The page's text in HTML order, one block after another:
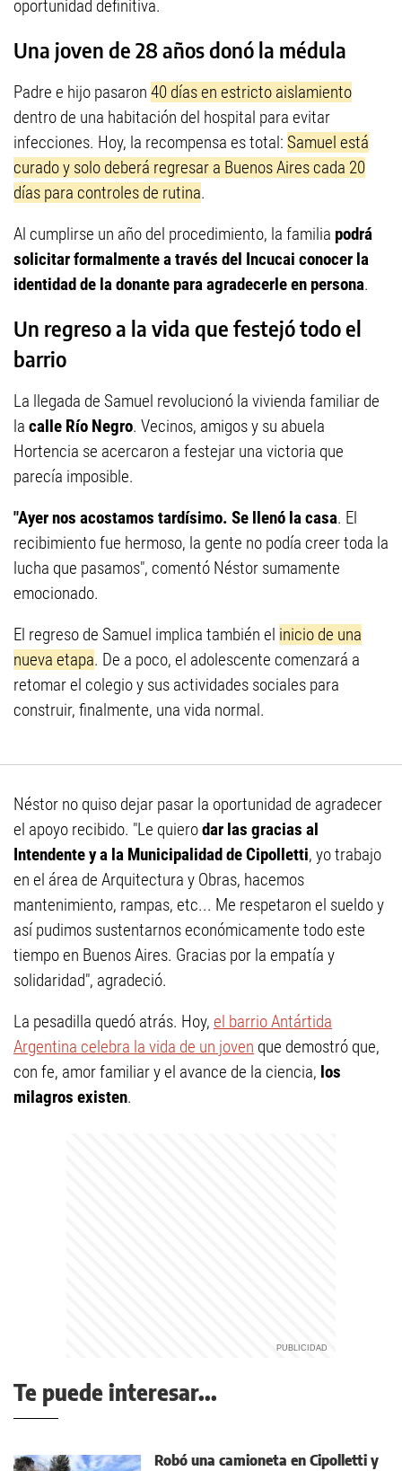
oportunidad definitiva.
Una joven de 28 años donó la médula
Padre e hijo pasaron 40 días en estricto aislamiento
dentro de una habitación del hospital para evitar
infecciones. Hoy, la recompensa es total: Samuel está
curado y solo deberá regresar a Buenos Aires cada 20
días para controles de rutina.
Al cumplirse un año del procedimiento, la familia podrá
solicitar formalmente a través del Incucai conocer la
identidad de la donante para agradecerle en persona.
Un regreso a la vida que festejó todo el
barrio
La llegada de Samuel revolucionó la vivienda familiar de
la calle Río Negro. Vecinos, amigos y su abuela
Hortencia se acercaron a festejar una victoria que
parecía imposible.
"Ayer nos acostamos tardísimo. Se llenó la casa. El
recibimiento fue hermoso, la gente no podía creer toda la
lucha que pasamos", comentó Néstor sumamente
emocionado.
El regreso de Samuel implica también el inicio de una
nueva etapa. De a poco, el adolescente comenzará a
retomar el colegio y sus actividades sociales para
construir, finalmente, una vida normal.
Néstor no quiso dejar pasar la oportunidad de agradecer
el apoyo recibido. "Le quierodar las gracias al
Intendente y a la Municipalidad de Cipolletti, yo trabajo
en el área de Arquitectura y Obras, hacemos
mantenimiento, rampas, etc... Me respetaron el sueldo y
así pudimos sustentarnos económicamente todo este
tiempo en Buenos Aires. Gracias por la empatía y
solidaridad", agradeció.
La pesadilla quedó atrás. Hoy, el barrio Antártida
Argentina celebra la vida de un joven que demostró que,
con fe, amor familiar y el avance de la ciencia, los
milagros existen.
Te puede interesar...
Robó una camioneta en Cipolletti y